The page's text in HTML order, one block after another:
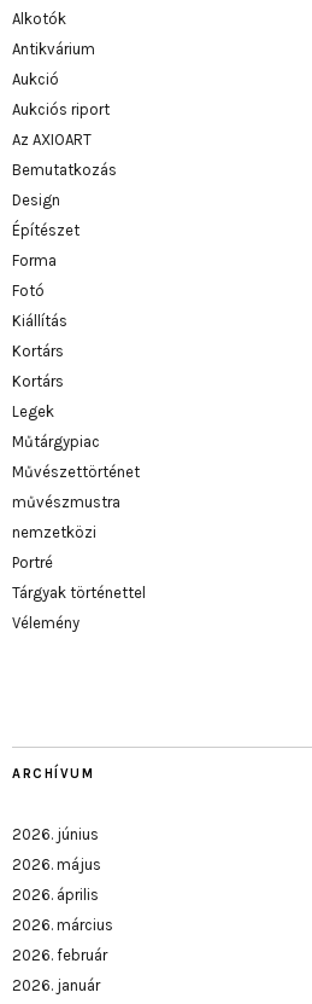
Alkotók
Antikvárium
Aukció
Aukciós riport
Az AXIOART
Bemutatkozás
Design
Építészet
Forma
Fotó
Kiállítás
Kortárs
Kortárs
Legek
Műtárgypiac
Művészettörténet
művészmustra
nemzetközi
Portré
Tárgyak történettel
Vélemény
ARCHÍVUM
2026. június
2026. május
2026. április
2026. március
2026. február
2026. január